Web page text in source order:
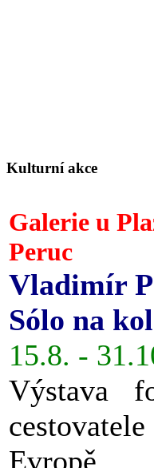
Kulturní akce
Galerie u
Peruc
Vladimír
Sólo na
15.8. -
Výstava
Evropě.